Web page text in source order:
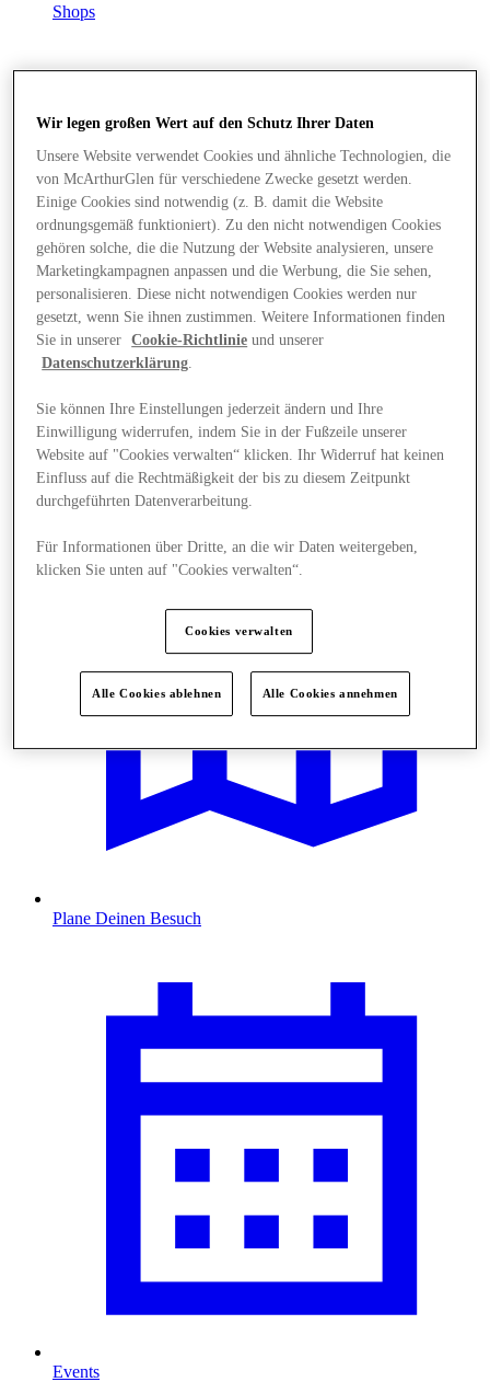
Shops
Angebote
Plane Deinen Besuch
Events
Wir legen großen Wert auf den Schutz Ihrer Daten
Unsere Website verwendet Cookies und ähnliche Technologien, die
von McArthurGlen für verschiedene Zwecke gesetzt werden.
Einige Cookies sind notwendig (z. B. damit die Website
ordnungsgemäß funktioniert). Zu den nicht notwendigen Cookies
gehören solche, die die Nutzung der Website analysieren, unsere
Marketingkampagnen anpassen und die Werbung, die Sie sehen,
personalisieren. Diese nicht notwendigen Cookies werden nur
gesetzt, wenn Sie ihnen zustimmen. Weitere Informationen finden
Sie in unserer
Cookie-Richtlinie und unserer
Datenschutzerklärung.
Sie können Ihre Einstellungen jederzeit ändern und Ihre
Einwilligung widerrufen, indem Sie in der Fußzeile unserer
Website auf "Cookies verwalten“ klicken. Ihr Widerruf hat keinen
Einfluss auf die Rechtmäßigkeit der bis zu diesem Zeitpunkt
durchgeführten Datenverarbeitung.
Für Informationen über Dritte, an die wir Daten weitergeben,
klicken Sie unten auf "Cookies verwalten“.
Cookies verwalten
Alle Cookies ablehnen Alle Cookies annehmen